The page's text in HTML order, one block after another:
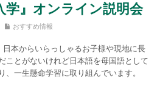
学』オンライン説明会
おすすめ情報
本からいらっしゃるお子様や現地に長
ことがないけれど日本語を母国語として
、一生懸命学習に取り組んでいます。